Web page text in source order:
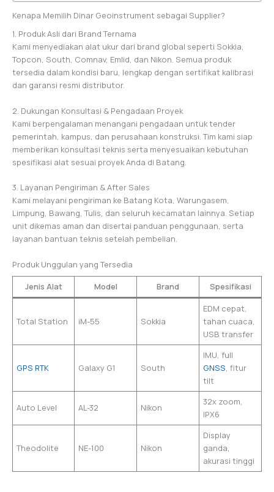
Kenapa Memilih Dinar Geoinstrument sebagai Supplier?
1. Produk Asli dari Brand Ternama
Kami menyediakan alat ukur dari brand global seperti Sokkia,
Topcon, South, Comnav, Emlid, dan Nikon. Semua produk
tersedia dalam kondisi baru, lengkap dengan sertifikat kalibrasi
dan garansi resmi distributor.
2. Dukungan Konsultasi & Pengadaan Proyek
Kami berpengalaman menangani pengadaan untuk tender
pemerintah, kampus, dan perusahaan konstruksi. Tim kami siap
memberikan konsultasi teknis serta menyesuaikan kebutuhan
spesifikasi alat sesuai proyek Anda di Batang.
3. Layanan Pengiriman & After Sales
Kami melayani pengiriman ke Batang Kota, Warungasem,
Limpung, Bawang, Tulis, dan seluruh kecamatan lainnya. Setiap
unit dikemas aman dan disertai panduan penggunaan, serta
layanan bantuan teknis setelah pembelian.
Produk Unggulan yang Tersedia
Jenis Alat Model Brand Spesifikasi
Total Station iM-55 Sokkia
EDM cepat,
tahan cuaca,
USB transfer
GPS RTK Galaxy G1 South
IMU, full
GNSS, fitur
tilt
Auto Level AL-32 Nikon
32x zoom,
IPX6
Theodolite NE-100 Nikon
Display
ganda,
akurasi tinggi